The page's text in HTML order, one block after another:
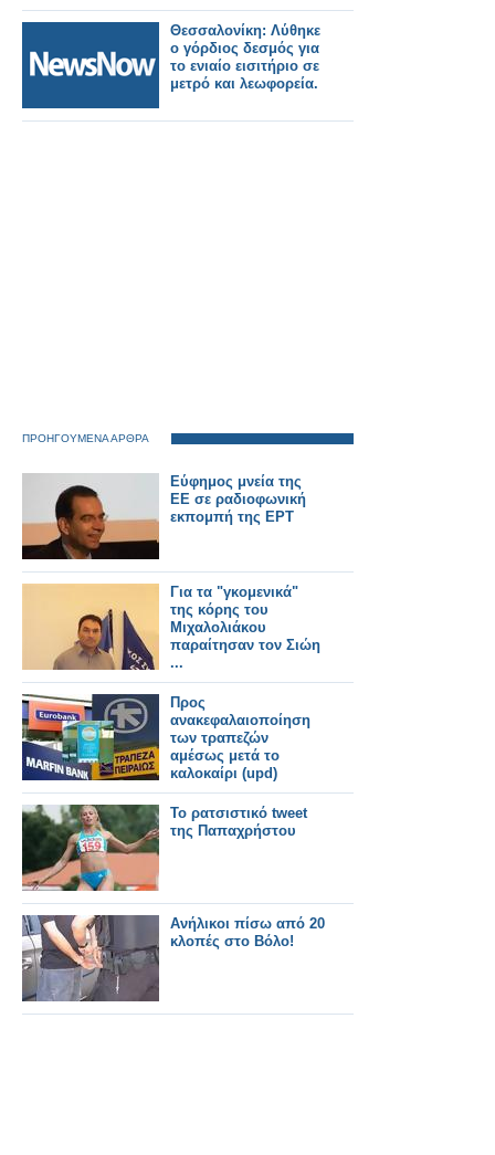
Θεσσαλονίκη: Λύθηκε
ο γόρδιος δεσμός για
το ενιαίο εισιτήριο σε
μετρό και λεωφορεία.
ΠΡΟΗΓΟΥΜΕΝΑ ΑΡΘΡΑ
Εύφημος μνεία της
ΕΕ σε ραδιοφωνική
εκπομπή της ΕΡΤ
Για τα "γκομενικά"
της κόρης του
Μιχαλολιάκου
παραίτησαν τον Σιώη
...
Προς
ανακεφαλαιοποίηση
των τραπεζών
αμέσως μετά το
καλοκαίρι (upd)
Το ρατσιστικό tweet
της Παπαχρήστου
Ανήλικοι πίσω από 20
κλοπές στο Βόλο!